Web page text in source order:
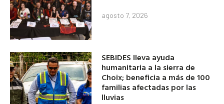
agosto 7, 2026
SEBIDES lleva ayuda
humanitaria a la sierra de
Choix; beneficia a más de 100
familias afectadas por las
lluvias